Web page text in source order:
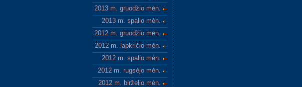
2013 m. gruodžio mėn.
2013 m. spalio mėn.
2012 m. gruodžio mėn.
2012 m. lapkričio mėn.
2012 m. spalio mėn.
2012 m. rugsėjo mėn.
2012 m. birželio mėn.